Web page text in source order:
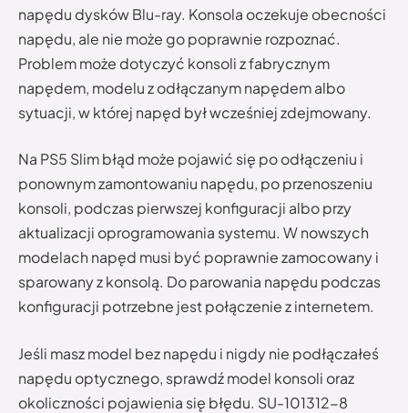
napędu dysków Blu-ray. Konsola oczekuje obecności
napędu, ale nie może go poprawnie rozpoznać.
Problem może dotyczyć konsoli z fabrycznym
napędem, modelu z odłączanym napędem albo
sytuacji, w której napęd był wcześniej zdejmowany.
Na PS5 Slim błąd może pojawić się po odłączeniu i
ponownym zamontowaniu napędu, po przenoszeniu
konsoli, podczas pierwszej konfiguracji albo przy
aktualizacji oprogramowania systemu. W nowszych
modelach napęd musi być poprawnie zamocowany i
sparowany z konsolą. Do parowania napędu podczas
konfiguracji potrzebne jest połączenie z internetem.
Jeśli masz model bez napędu i nigdy nie podłączałeś
napędu optycznego, sprawdź model konsoli oraz
okoliczności pojawienia się błędu. SU-101312-8